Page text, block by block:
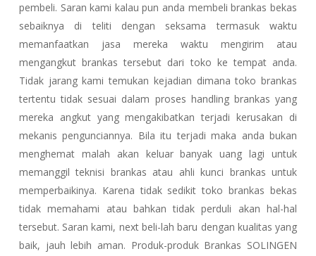
pembeli. Saran kami kalau pun anda membeli brankas bekas
sebaiknya di teliti dengan seksama termasuk waktu
memanfaatkan jasa mereka waktu mengirim atau
mengangkut brankas tersebut dari toko ke tempat anda.
Tidak jarang kami temukan kejadian dimana toko brankas
tertentu tidak sesuai dalam proses handling brankas yang
mereka angkut yang mengakibatkan terjadi kerusakan di
mekanis pengunciannya. Bila itu terjadi maka anda bukan
menghemat malah akan keluar banyak uang lagi untuk
memanggil teknisi brankas atau ahli kunci brankas untuk
memperbaikinya. Karena tidak sedikit toko brankas bekas
tidak memahami atau bahkan tidak perduli akan hal-hal
tersebut. Saran kami, next beli-lah baru dengan kualitas yang
baik, jauh lebih aman. Produk-produk Brankas SOLINGEN